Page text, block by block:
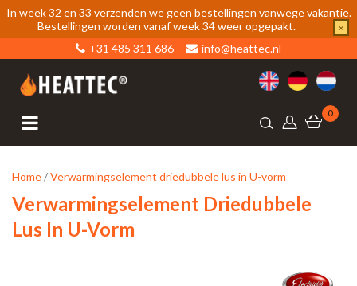
In week 32 en 33 verzenden we geen bestellingen vanwege vakantie.
Bestellingen worden vanaf week 34 weer opgepakt.
×
+31 485 311 686
info@heattec.nl
0
Home/Verwarmingselement driedubbele lus in U-vorm
Verwarmingselement Driedubbele
Lus In U-Vorm